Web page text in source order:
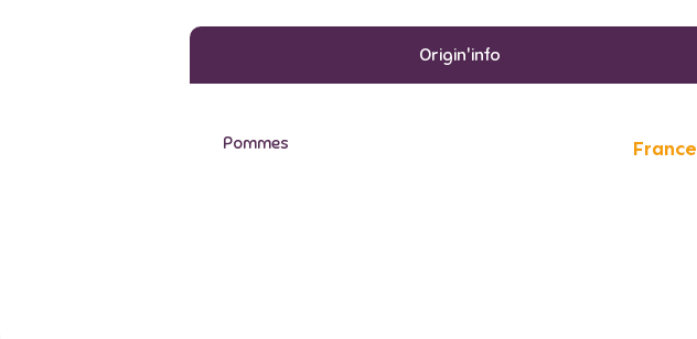
Origin'info
Pommes France